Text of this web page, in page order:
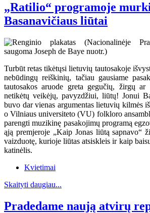
„Ratilio“ programoje
Basanavičiaus liūtai
Turbūt retas tikėtųsi lietuvių tautosakoje
nebūdingų reiškinių, tačiau gausiame
tautosakos aruode greta gegučių, žirgų
netikėtų veikėjų, pavyzdžiui, liūtų! Jonui
buvo dar vienas argumentas lietuvių kilmės
o Vilniaus universiteto (VU) folkloro
parengti muzikinę pasakojimų programą
ąją premjeroje „Kaip Jonas liūtą sapnavo“
vaizduotę, kurioje liūtas atsiskleis ir kaip
katinėlis.
Kvietimai
Skaityti daugiau...
Pradedame naują atvirų